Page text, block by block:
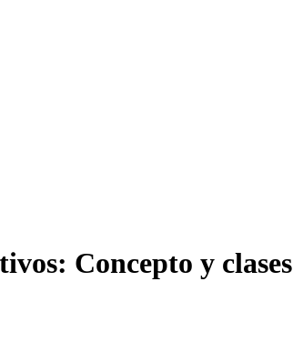
Concepto y clases